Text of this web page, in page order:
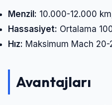
Menzil: 10.000-12.000 km,
Hassasiyet: Ortalama
Hız: Maksimum Mach 20-
Avantajları